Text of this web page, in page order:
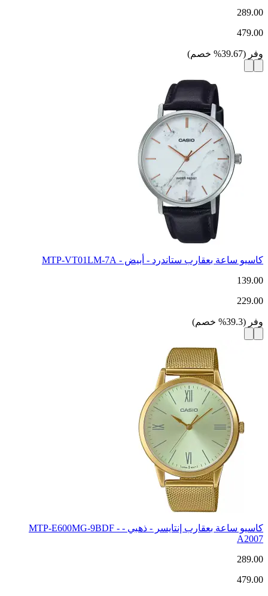
289.00
479.00
وفر (
39.67
% خصم)
كاسيو ساعة بعقارب ستاندرد - أبيض - MTP-VT01LM-7A
139.00
229.00
وفر (
39.3
% خصم)
كاسيو ساعة بعقارب إنتايسر - ذهبي - MTP-E600MG-9BDF -
A2007
289.00
479.00